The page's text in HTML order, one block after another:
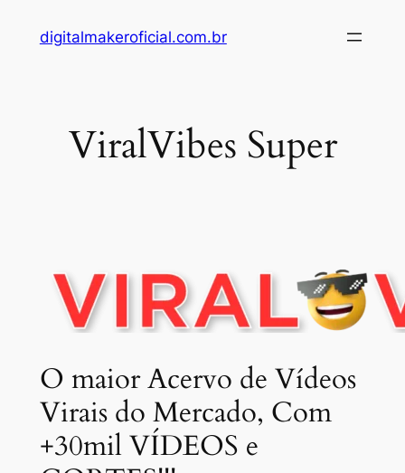
digitalmakeroficial.com.br
ViralVibes Super
O maior Acervo de Vídeos
Virais do Mercado, Com
+30mil VÍDEOS e